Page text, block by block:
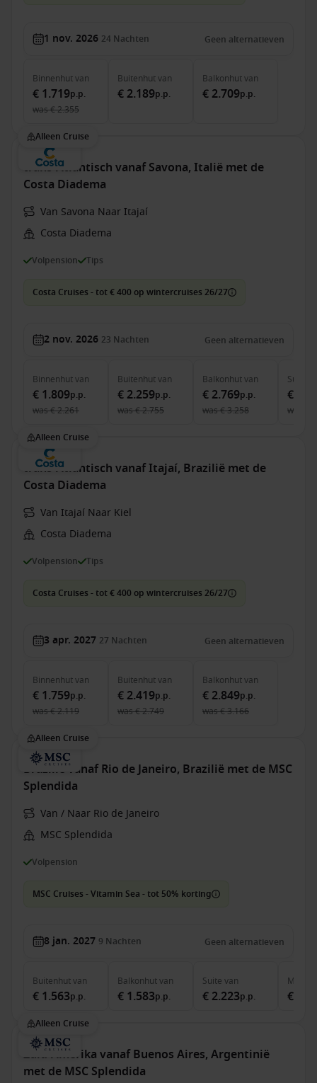
1 nov. 2026 24 Nachten Geen alternatieven
Binnenhutvan
€ 1.719p.p.
was€ 2.355
Buitenhutvan
€ 2.189p.p.
Balkonhutvan
€ 2.709p.p.
Alleen Cruise
trans-Atlantisch vanaf Savona, Italië met de
Costa Diadema
Van Savona Naar Itajaí
Costa Diadema
Volpension Tips
Costa Cruises - tot € 400 op wintercruises 26/27
2 nov. 2026 23 Nachten Geen alternatieven
Binnenhutvan
€ 1.809p.p.
was€ 2.261
Buitenhutvan
€ 2.259p.p.
was€ 2.755
Balkonhutvan
€ 2.769p.p.
was€ 3.258
Suite
€
was
Alleen Cruise
trans-Atlantisch vanaf Itajaí, Brazilië met de
Costa Diadema
Van Itajaí Naar Kiel
Costa Diadema
Volpension Tips
Costa Cruises - tot € 400 op wintercruises 26/27
3 apr. 2027 27 Nachten Geen alternatieven
Binnenhutvan
€ 1.759p.p.
was€ 2.119
Buitenhutvan
€ 2.419p.p.
was€ 2.749
Balkonhutvan
€ 2.849p.p.
was€ 3.166
Alleen Cruise
Brazilië vanaf Rio de Janeiro, Brazilië met de MSC
Splendida
Van / Naar Rio de Janeiro
MSC Splendida
Volpension
MSC Cruises - Vitamin Sea - tot 50% korting
8 jan. 2027 9 Nachten Geen alternatieven
Buitenhutvan
€ 1.563p.p.
Balkonhutvan
€ 1.583p.p.
Suite van
€ 2.223p.p.
MSC
€
Alleen Cruise
Zuid-Amerika vanaf Buenos Aires, Argentinië
met de MSC Splendida